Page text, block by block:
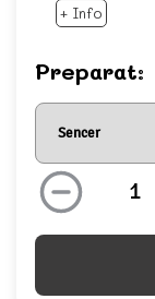
+ Info
Preparat: